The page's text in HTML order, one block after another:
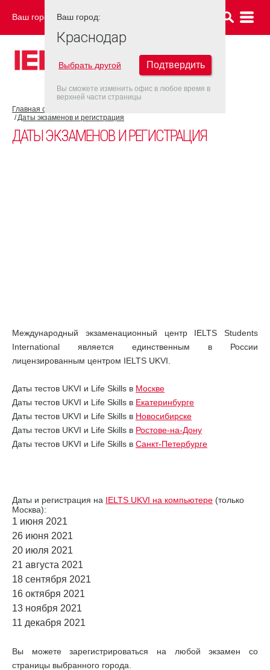
Ваш город: КРАСНОДАР
Главная страница
Даты экзаменов и регистрация
ДАТЫ ЭКЗАМЕНОВ И РЕГИСТРАЦИЯ
Международный экзаменационный центр IELTS Students
International является единственным в России
лицензированным центром IELTS UKVI.
Даты тестов UKVI и Life Skills в Москве
Даты тестов UKVI и Life Skills в Екатеринбурге
Даты тестов UKVI и Life Skills в Новосибирске
Даты тестов UKVI и Life Skills в Ростове-на-Дону
Даты тестов UKVI и Life Skills в Санкт-Петербурге
Даты и регистрация на IELTS UKVI на компьютере (только
Москва):
1 июня 2021
26 июня 2021
20 июля 2021
21 августа 2021
18 сентября 2021
16 октября 2021
13 ноября 2021
11 декабря 2021
Вы можете зарегистрироваться на любой экзамен со
страницы выбранного города.
Ваш город:
Краснодар
Выбрать другой Подтвердить
Вы сможете изменить офис в любое время в
верхней части страницы